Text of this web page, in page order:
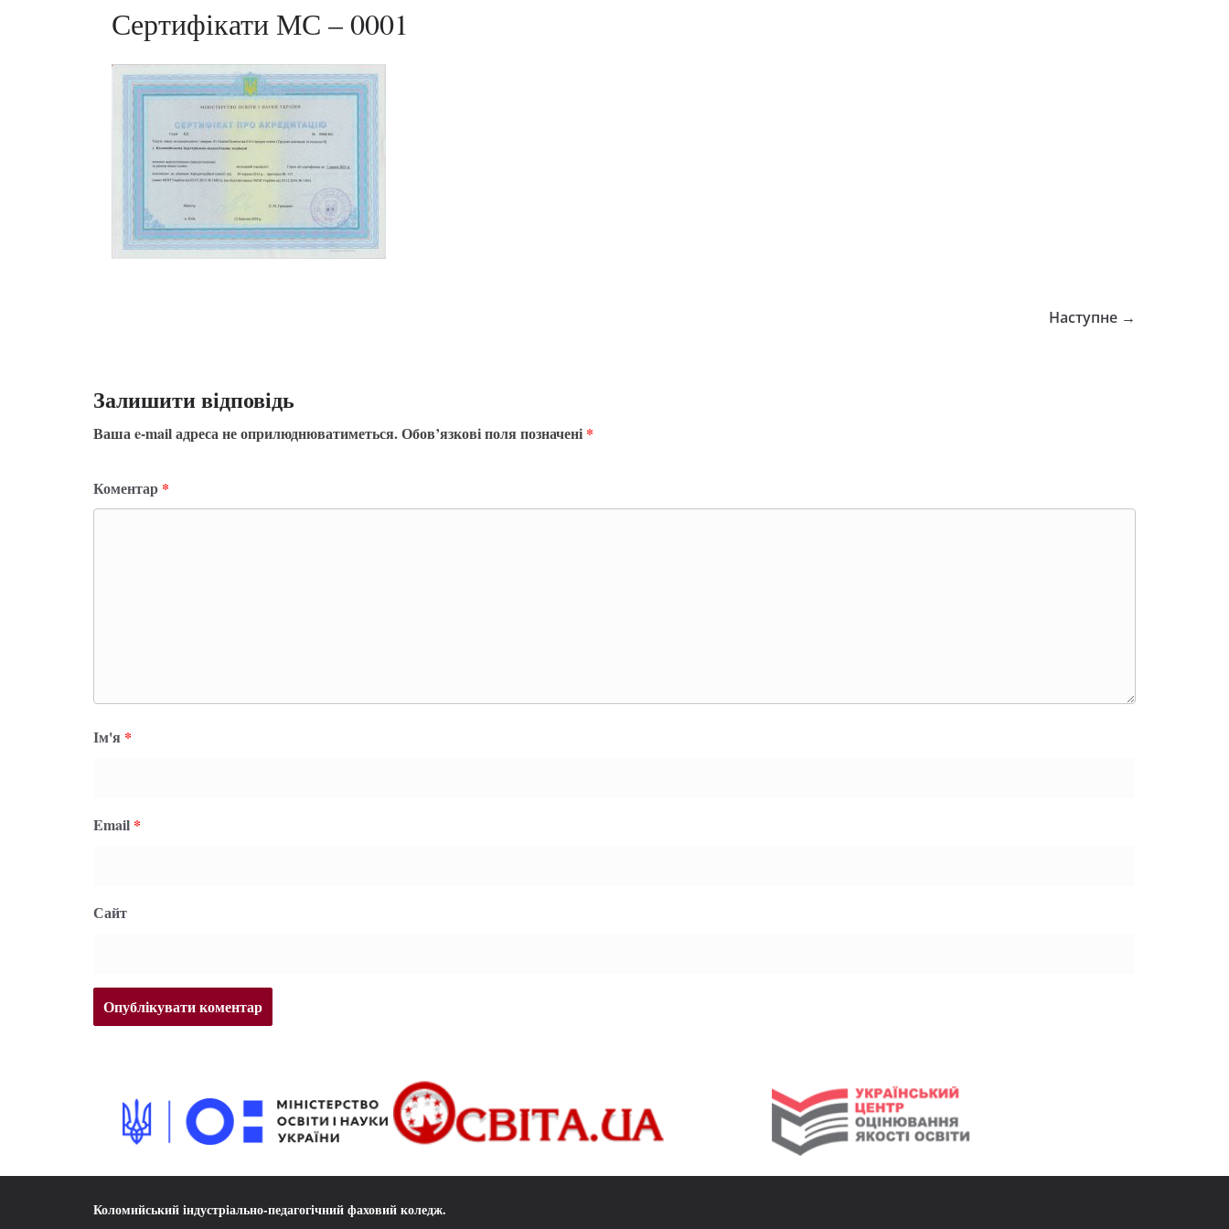
Сертифікати МС – 0001
Наступне →
Залишити відповідь
Ваша e-mail адреса не оприлюднюватиметься.Обов’язкові поля позначені *
Коментар *
Ім'я *
Email *
Сайт
Коломийський індустріально-педагогічний фаховий коледж.